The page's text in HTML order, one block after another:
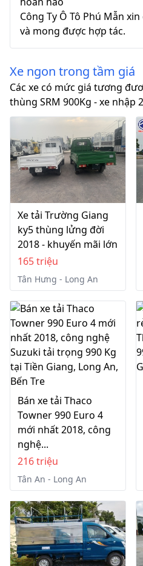
Công Ty Ô Tô Phú Mẫn
và mong được hợp tác.
Xe ngon trong tầm giá
Các xe có mức giá tương
thùng SRM 900Kg - xe nhập
Xe tải Trường Giang
ky5 thùng lửng đời
2018 - khuyến mãi lớn
165 triệu
Tân Hưng - Long An
Bán xe tải Thaco
Towner 990 Euro 4
mới nhất 2018, công
nghệ...
216 triệu
Tân An - Long An